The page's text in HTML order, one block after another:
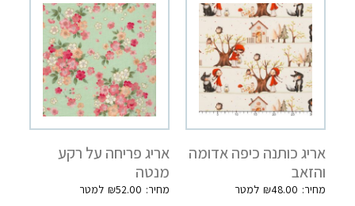
אריג כותנה כיפה אדומה
והזאב
₪48.00
אריג פריחה על רקע
מנטה
₪52.00